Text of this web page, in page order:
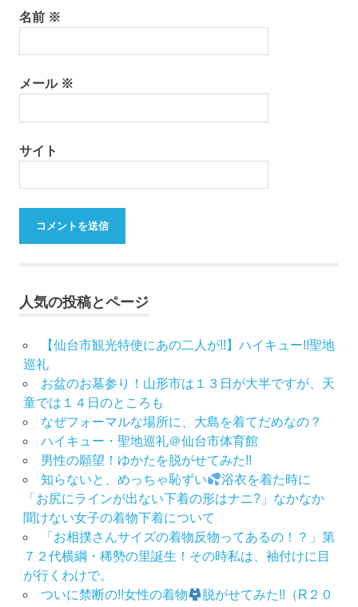
名前 ※
メール ※
サイト
人気の投稿とページ
【仙台市観光特使にあの二人が!!】ハイキュー!!聖地
巡礼
お盆のお墓参り！山形市は１３日が大半ですが、天
童では１４日のところも
なぜフォーマルな場所に、大島を着てだめなの？
ハイキュー・聖地巡礼＠仙台市体育館
男性の願望！ゆかたを脱がせてみた!!
知らないと、めっちゃ恥ずい
浴衣を着た時に
「お尻にラインが出ない下着の形はナニ?」なかなか
聞けない女子の着物下着について
「お相撲さんサイズの着物反物ってあるの！？」第
７２代横綱・稀勢の里誕生！その時私は、袖付けに目
が行くわけで。
ついに禁断の!!女性の着物
脱がせてみた!!（R２０